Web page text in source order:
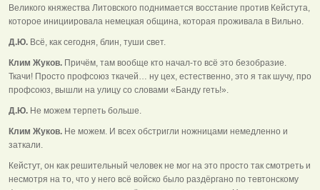
Великого княжества Литовского поднимается восстание против Кейстута,
которое инициировала немецкая община, которая проживала в Вильно.
Д.Ю. Всё, как сегодня, блин, туши свет.
Клим Жуков. Причём, там вообще кто начал-то всё это безобразие.
Ткачи! Просто профсоюз ткачей… ну цех, естественно, это я так шучу, про
профсоюз, вышли на улицу со словами «Банду геть!».
Д.Ю. Не можем терпеть больше.
Клим Жуков. Не можем. И всех обстригли ножницами немедленно и
заткали.
Кейстут, он как решительный человек не мог на это просто так смотреть и
несмотря на то, что у него всё войско было раздёргано по тевтонскому